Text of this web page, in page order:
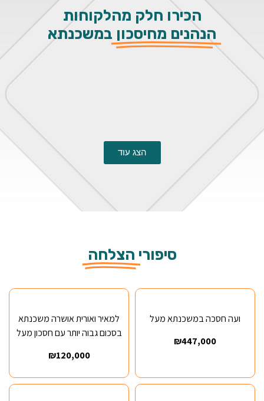
הכירו חלק מהלקוחות
הנהנים מחיסכון במשכנתא
הצג עוד
סיפורי הצלחה
ועה חסכה במשכנתא מעל
₪447,000
למאיר ואורית אושרה משכנתא
בסכום גבוה יותר עם חסכון מעל
₪120,000